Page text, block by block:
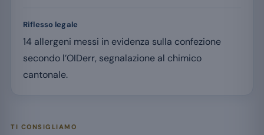
Riflesso legale
14 allergeni messi in evidenza sulla confezione
secondo l’OIDerr, segnalazione al chimico
cantonale.
TI CONSIGLIAMO